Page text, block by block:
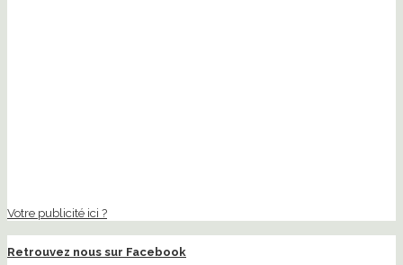
Votre publicité ici ?
Retrouvez nous sur Facebook